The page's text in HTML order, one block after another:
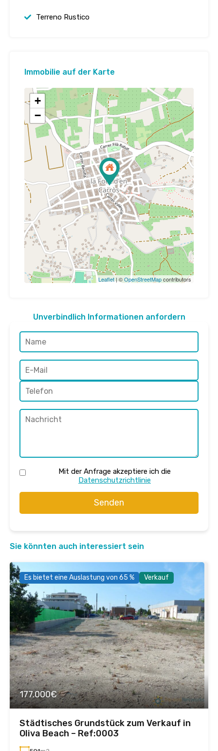
Terreno Rustico
Immobilie auf der Karte
+
−
Leaflet| ©OpenStreetMapcontributors
Unverbindlich Informationen anfordern
Mit der Anfrage akzeptiere ich die
Datenschutzrichtlinie
Senden
Sie könnten auch interessiert sein
Es bietet eine Auslastung von 65 % Verkauf
177.000€
Städtisches Grundstück zum Verkauf in
Oliva Beach – Ref:0003